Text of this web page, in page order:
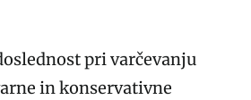
pri varčevanju
in konservativne